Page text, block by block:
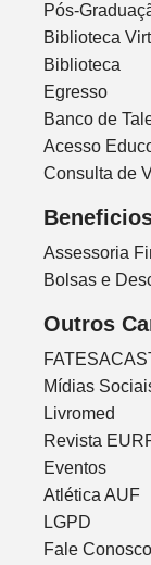
Pós-
Biblioteca
Biblioteca
Egresso
Banco de
Acesso
Consulta de
Assessoria
Bolsas e
Outros
Mídias
Livromed
Revista
Eventos
Atlética AUF
LGPD
Fale Conosco